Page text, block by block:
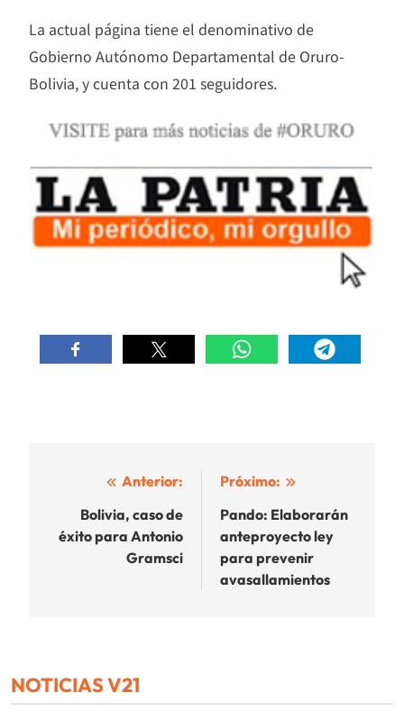
La actual página tiene el denominativo de
Gobierno Autónomo Departamental de Oruro-
Bolivia, y cuenta con 201 seguidores.
Navegación
entradas
Anterior:
Bolivia, caso de
éxito para Antonio
Gramsci
Próximo:
Pando: Elaborarán
anteproyecto ley
para prevenir
avasallamientos
NOTICIAS V21